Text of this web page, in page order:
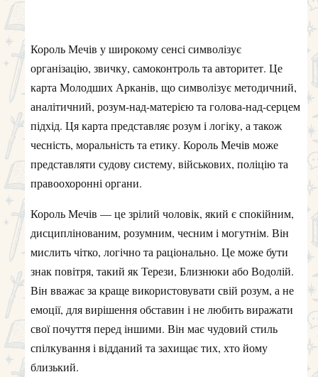
Король Мечів у широкому сенсі символізує
організацію, звичку, самоконтроль та авторитет. Це
карта Молодших Арканів, що символізує методичний,
аналітичний, розум-над-матерією та голова-над-серцем
підхід. Ця карта представляє розум і логіку, а також
чесність, моральність та етику. Король Мечів може
представляти судову систему, військових, поліцію та
правоохоронні органи.
Король Мечів — це зрілий чоловік, який є спокійним,
дисциплінованим, розумним, чесним і могутнім. Він
мислить чітко, логічно та раціонально. Це може бути
знак повітря, такий як Терези, Близнюки або Водолій.
Він вважає за краще використовувати свій розум, а не
емоції, для вирішення обставин і не любить виражати
свої почуття перед іншими. Він має чудовий стиль
спілкування і відданий та захищає тих, хто йому
близький.